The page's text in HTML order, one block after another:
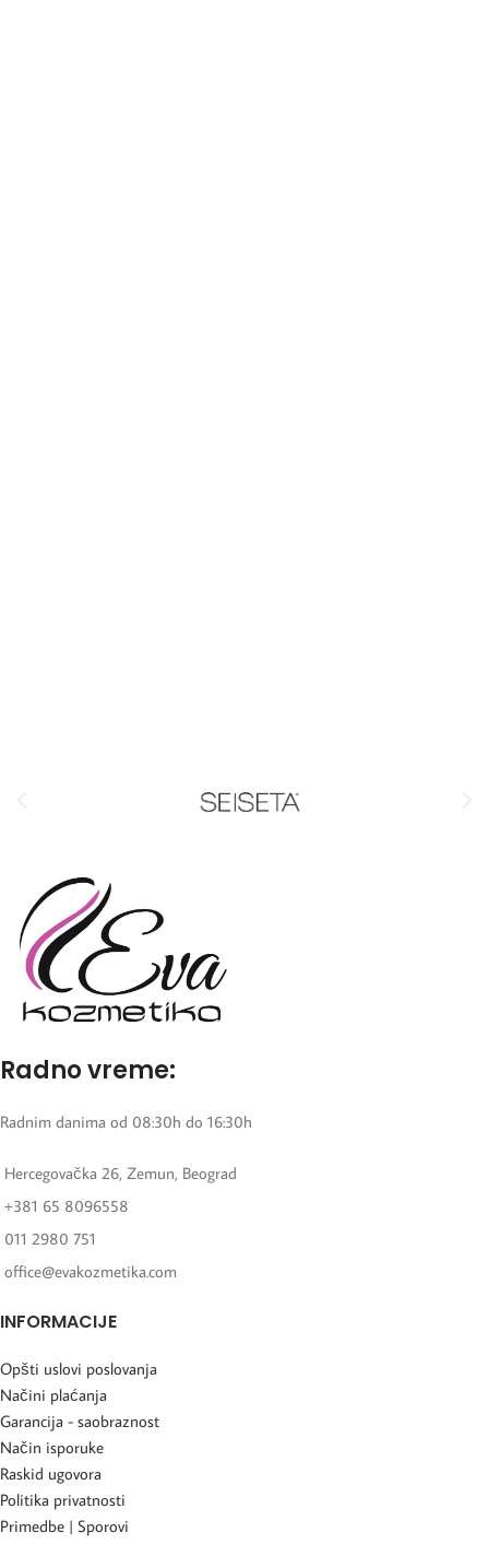
Radno vreme:
Radnim danima od 08:30h do 16:30h
Hercegovačka 26, Zemun, Beograd
+381 65 8096558
011 2980 751
office@evakozmetika.com
INFORMACIJE
Opšti uslovi poslovanja
Načini plaćanja
Garancija - saobraznost
Način isporuke
Raskid ugovora
Politika privatnosti
Primedbe | Sporovi